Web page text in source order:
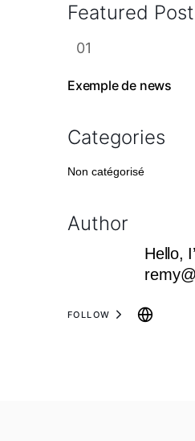
Featured
Exemple de news
Categories
Non catégorisé
Author
Hello,
FOLLOW